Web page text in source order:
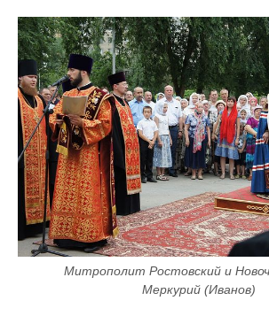
Митрополит Ростовский и
Меркурий (Иванов)